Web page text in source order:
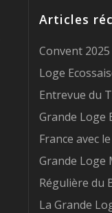
RO
ES
SV
Articles
Convent
Loge
Entrevue du
Grande Loge
France avec le
Grande Loge
Régulière du
La Grande